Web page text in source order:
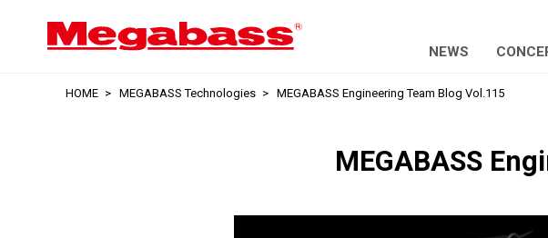
NEWS
HOME MEGABASS Technologies MEGABASS Engineering Team Blog Vol.115
MEGABASS